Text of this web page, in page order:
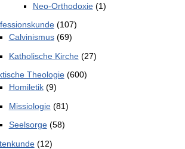
Neo-Orthodoxie(1)
(107)
Calvinismus(69)
Katholische Kirche(27)
Theologie(600)
Homiletik(9)
Missiologie(81)
Seelsorge(58)
(12)